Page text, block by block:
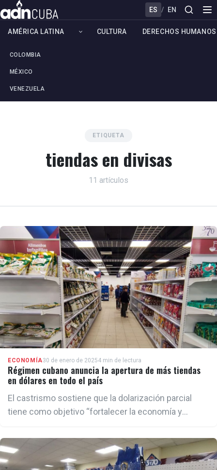
ES / EN
AMÉRICA LATINA
COLOMBIA
MÉXICO
VENEZUELA
CULTURA DERECHOS HUMANOS
ETIQUETA
tiendas en divisas
11 artículos
ECONOMÍA30 de enero de 20254 min de lectura
Régimen cubano anuncia la apertura de más tiendas
en dólares en todo el país
El castrismo sostiene que la dolarización parcial
tiene como objetivo “fortalecer la economía y